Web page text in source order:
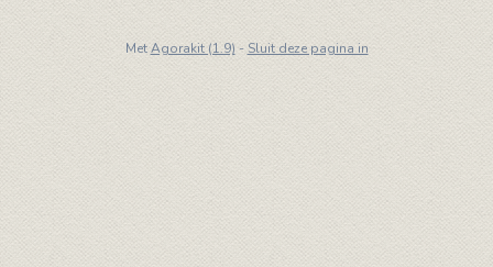
MetAgorakit (1.9) - Sluit deze pagina in